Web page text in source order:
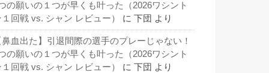
の願いの１つが早くも叶った（2026ワシント
１回戦 vs. シャン レビュー）
に 下団 より
鼻血出た】引退間際の選手のプレーじゃない！
の願いの１つが早くも叶った（2026ワシント
１回戦 vs. シャン レビュー）
に 下団 より